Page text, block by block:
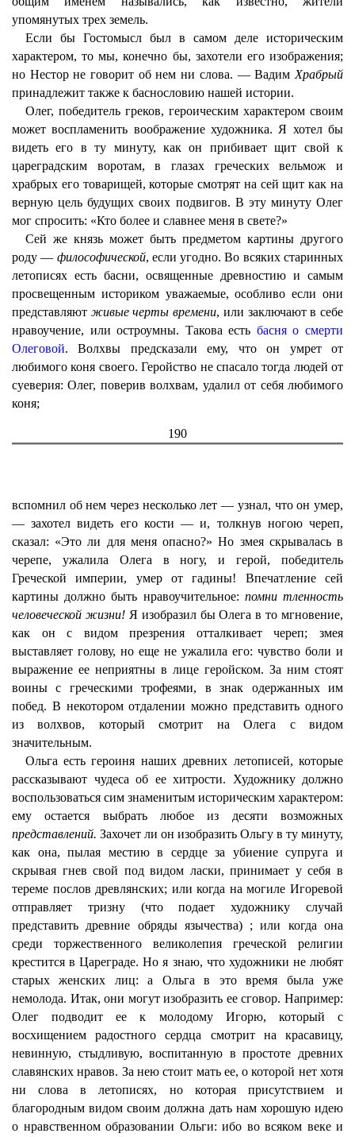
упомянутых трех земель.
Если бы Гостомысл был в самом деле историческим
характером, то мы, конечно бы, захотели его изображения;
но Нестор не говорит об нем ни слова. — Вадим Храбрый
принадлежит также к баснословию нашей истории.
Олег, победитель греков, героическим характером своим
может воспламенить воображение художника. Я хотел бы
видеть его в ту минуту, как он прибивает щит свой к
цареградским воротам, в глазах греческих вельмож и
храбрых его товарищей, которые смотрят на сей щит как на
верную цель будущих своих подвигов. В эту минуту Олег
мог спросить: «Кто более и славнее меня в свете?»
Сей же князь может быть предметом картины другого
роду — философической, если угодно. Во всяких старинных
летописях есть басни, освященные древностию и самым
просвещенным историком уважаемые, особливо если они
представляют живые черты времени, или заключают в себе
нравоучение, или остроумны. Такова есть басня о смерти
Олеговой. Волхвы предсказали ему, что он умрет от
любимого коня своего. Геройство не спасало тогда людей от
суеверия: Олег, поверив волхвам, удалил от себя любимого
коня;
190
вспомнил об нем через несколько лет — узнал, что он умер,
— захотел видеть его кости — и, толкнув ногою череп,
сказал: «Это ли для меня опасно?» Но змея скрывалась в
черепе, ужалила Олега в ногу, и герой, победитель
Греческой империи, умер от гадины! Впечатление сей
картины должно быть нравоучительное: помни тленность
человеческой жизни!Я изобразил бы Олега в то мгновение,
как он с видом презрения отталкивает череп; змея
выставляет голову, но еще не ужалила его: чувство боли и
выражение ее неприятны в лице геройском. За ним стоят
воины с греческими трофеями, в знак одержанных им
побед. В некотором отдалении можно представить одного
из волхвов, который смотрит на Олега с видом
значительным.
Ольга есть героиня наших древних летописей, которые
рассказывают чудеса об ее хитрости. Художнику должно
воспользоваться сим знаменитым историческим характером:
ему остается выбрать любое из десяти возможных
представлений. Захочет ли он изобразить Ольгу в ту минуту,
как она, пылая местию в сердце за убиение супруга и
скрывая гнев свой под видом ласки, принимает у себя в
тереме послов древлянских; или когда на могиле Игоревой
отправляет тризну (что подает художнику случай
представить древние обряды язычества) ; или когда она
среди торжественного великолепия греческой религии
крестится в Цареграде. Но я знаю, что художники не любят
старых женских лиц: а Ольга в это время была уже
немолода. Итак, они могут изобразить ее сговор. Например:
Олег подводит ее к молодому Игорю, который с
восхищением радостного сердца смотрит на красавицу,
невинную, стыдливую, воспитанную в простоте древних
славянских нравов. За нею стоит мать ее, о которой нет хотя
ни слова в летописях, но которая присутствием и
благородным видом своим должна дать нам хорошую идею
о нравственном образовании Ольги: ибо во всяком веке и